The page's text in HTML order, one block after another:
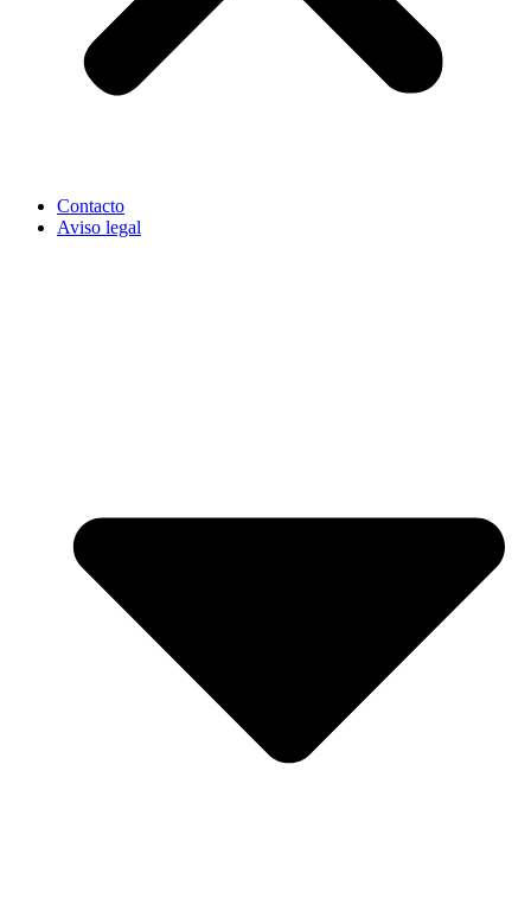
Contacto
Aviso legal